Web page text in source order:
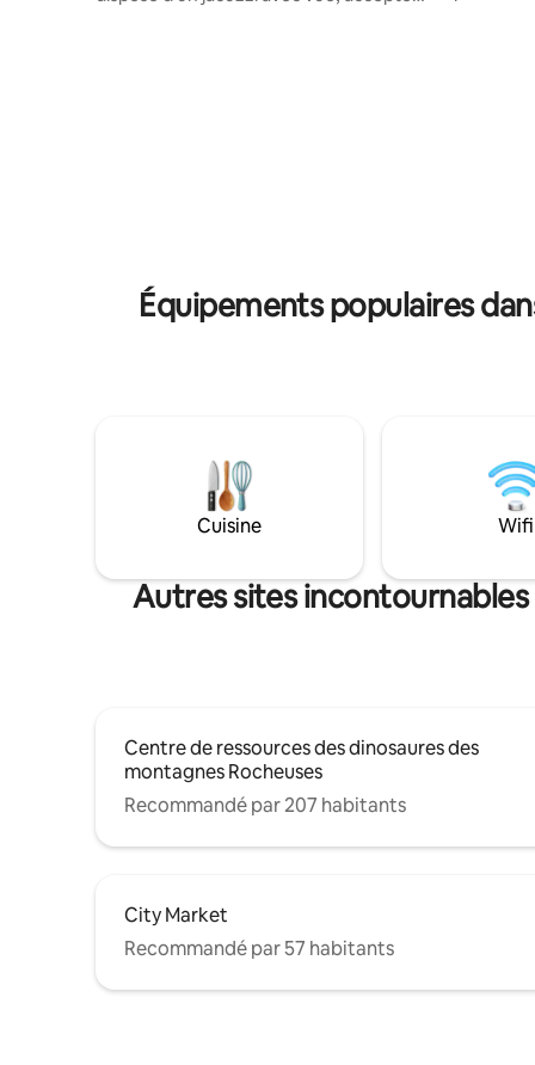
pour les repas faits maison.
location
Équipements populaires
Cuisine Wifi
Autres sites
Centre de ressources des dinosaures des
montagnes Rocheuses
Recommandé par 207 habitants
City Market
Recommandé par 57 habitants